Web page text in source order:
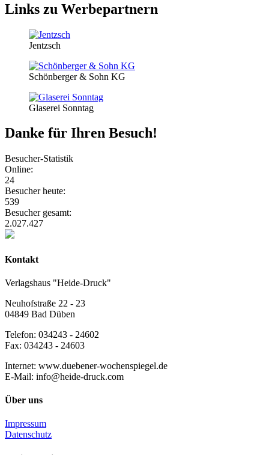
Links zu Werbepartnern
Jentzsch
Schönberger & Sohn KG
Glaserei Sonntag
Danke für Ihren Besuch!
Besucher-Statistik
Online:
24
Besucher heute:
539
Besucher gesamt:
2.027.427
Kontakt
Verlagshaus "Heide-Druck"
Neuhofstraße 22 - 23
04849 Bad Düben
Telefon: 034243 - 24602
Fax: 034243 - 24603
Internet: www.duebener-wochenspiegel.de
E-Mail: info@heide-druck.com
Über uns
Impressum
Datenschutz